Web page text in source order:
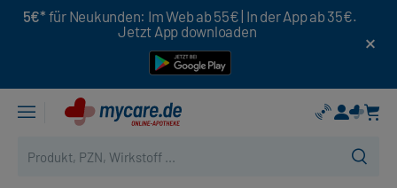
5€* für Neukunden: Im Web ab 55€ | In der App ab 35€.
Jetzt App downloaden